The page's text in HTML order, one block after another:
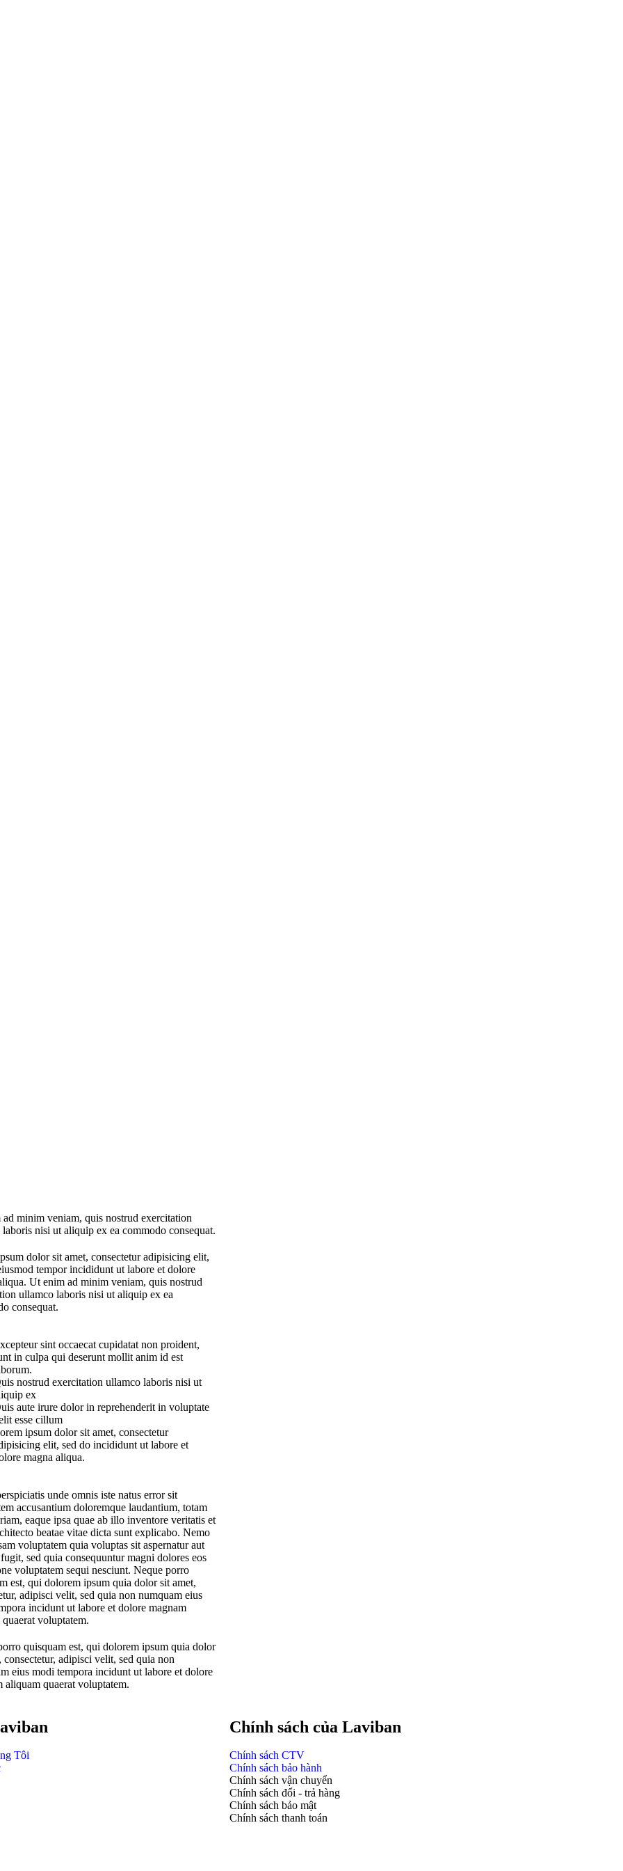
minim veniam, quis nostrud exercitation
nisi ut aliquip ex ea commodo consequat.
dolor sit amet, consectetur adipisicing elit,
tempor incididunt ut labore et dolore
Ut enim ad minim veniam, quis nostrud
ullamco laboris nisi ut aliquip ex ea
consequat.
sint occaecat cupidatat non proident,
in culpa qui deserunt mollit anim id est
nostrud exercitation ullamco laboris nisi ut
ex
aute irure dolor in reprehenderit in voluptate
esse cillum
ipsum dolor sit amet, consectetur
elit, sed do incididunt ut labore et
magna aliqua.
unde omnis iste natus error sit
accusantium doloremque laudantium, totam
eaque ipsa quae ab illo inventore veritatis et
beatae vitae dicta sunt explicabo. Nemo
voluptatem quia voluptas sit aspernatur aut
sed quia consequuntur magni dolores eos
voluptatem sequi nesciunt. Neque porro
est, qui dolorem ipsum quia dolor sit amet,
adipisci velit, sed quia non numquam eius
incidunt ut labore et dolore magnam
voluptatem.
quisquam est, qui dolorem ipsum quia dolor
consectetur, adipisci velit, sed quia non
eius modi tempora incidunt ut labore et dolore
aliquam quaerat voluptatem.
Tôi
Chính sách của Laviban
Chính sách CTV
Chính sách bảo hành
Chính sách vận chuyển
Chính sách đổi - trả hàng
Chính sách bảo mật
Chính sách thanh toán